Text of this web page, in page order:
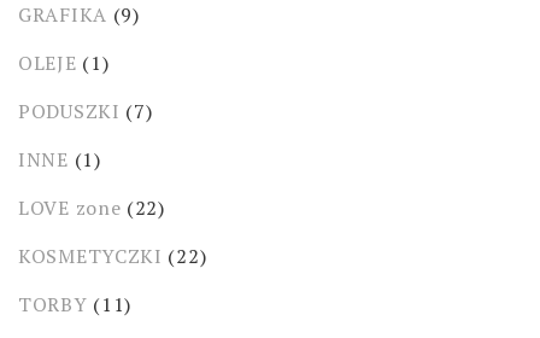
GRAFIKA (9)
OLEJE (1)
PODUSZKI (7)
INNE (1)
LOVE zone (22)
KOSMETYCZKI (22)
TORBY (11)